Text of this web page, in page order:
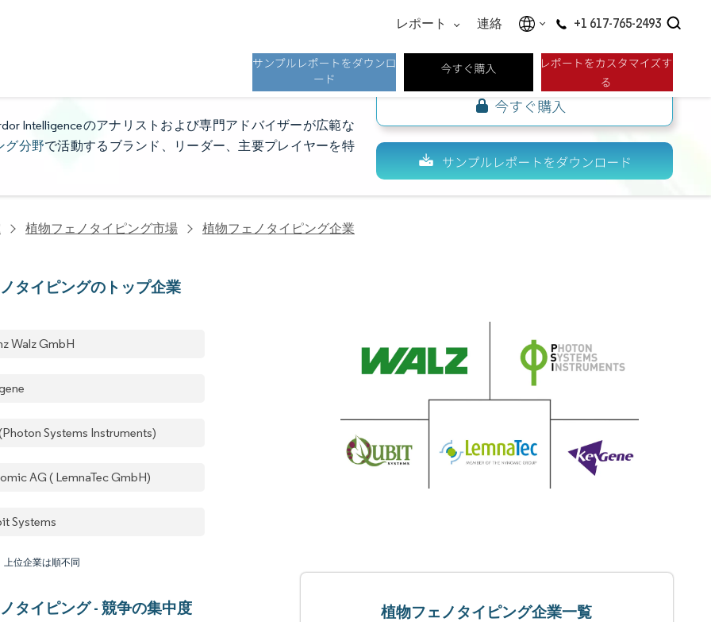
レポート 連絡 +1 617-765-2493
Intelligenceのアナリストおよび専門アドバイザーが広範な
グ分野で活動するブランド、リーダー、主要プレイヤーを特
植物フェノタイピング市場 植物フェノタイピング企業
タイピングのトップ企業
Walz GmbH
Systems Instruments)
AG ( LemnaTec GmbH)
Systems
上位企業は順不同
タイピング - 競争の集中度 植物フェノタイピング企業一覧